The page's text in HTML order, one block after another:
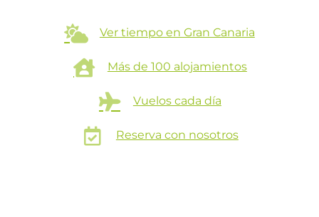
Ver tiempo en Gran Canaria
Más de 100 alojamientos
Vuelos cada día
Reserva con nosotros